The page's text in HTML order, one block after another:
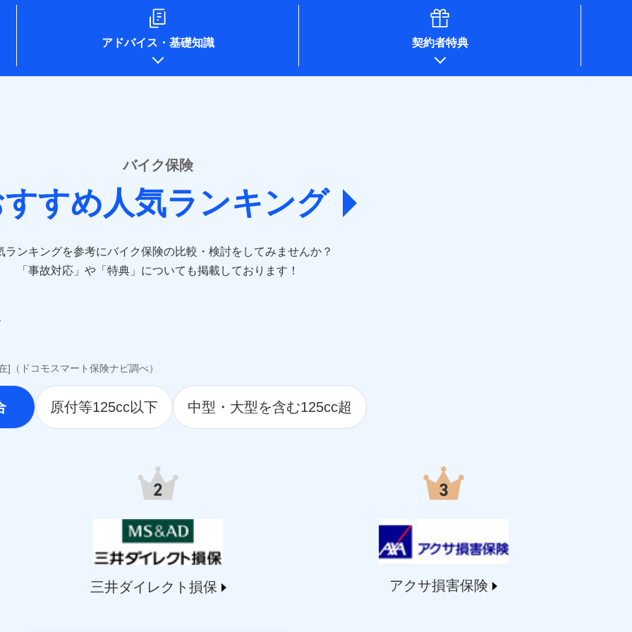
sompo.co.jp/)
design.net/)
)
ins.com/)
direct.co.jp/)
）
life.co.jp/）
）
）
www.tmn-anshin.co.jp/）
）
）
www.msa-life.co.jp/）
)
）
)
)
アドバイス ・ 基礎知識 契約者特典
バイク保険
すすめ人気ランキング
ランキングを参考にバイク保険の比較・検討をしてみませんか？
「事故対応」や「特典」についても掲載しております！
（ドコモスマート保険ナビ調べ）
原付等125cc以下 中型・大型を含む125cc超
三井ダイレクト損保 アクサ損害保険